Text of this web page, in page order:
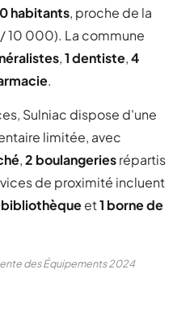
habitants, proche de la
10 000). La commune
,1 dentiste,4
.
Sulniac dispose d'une
limitée, avec
,2 boulangeriesrépartis
de proximité incluent
bibliothèqueet1 borne de
des Équipements 2024